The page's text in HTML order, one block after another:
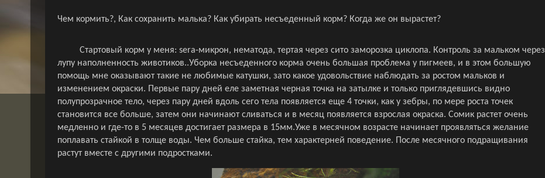
Чем кормить?, Как сохранить малька? Как убирать несъеденный корм? Когда же он вырастет?
Стартовый корм у меня: sera-микрон, нематода, тертая через сито заморозка циклопа. Контроль за мальком через
лупу наполненность животиков..Уборка несъеденного корма очень большая проблема у пигмеев, и в этом большую
помощь мне оказывают такие не любимые катушки, зато какое удовольствие наблюдать за ростом мальков и
изменением окраски. Первые пару дней еле заметная черная точка на затылке и только приглядевшись видно
полупрозрачное тело, через пару дней вдоль сего тела появляется еще 4 точки, как у зебры, по мере роста точек
становится все больше, затем они начинают сливаться и в месяц появляется взрослая окраска. Сомик растет очень
медленно и где-то в 5 месяцев достигает размера в 15мм.Уже в месячном возрасте начинает проявляться желание
поплавать стайкой в толще воды. Чем больше стайка, тем характерней поведение. После месячного подращивания
растут вместе с другими подростками.